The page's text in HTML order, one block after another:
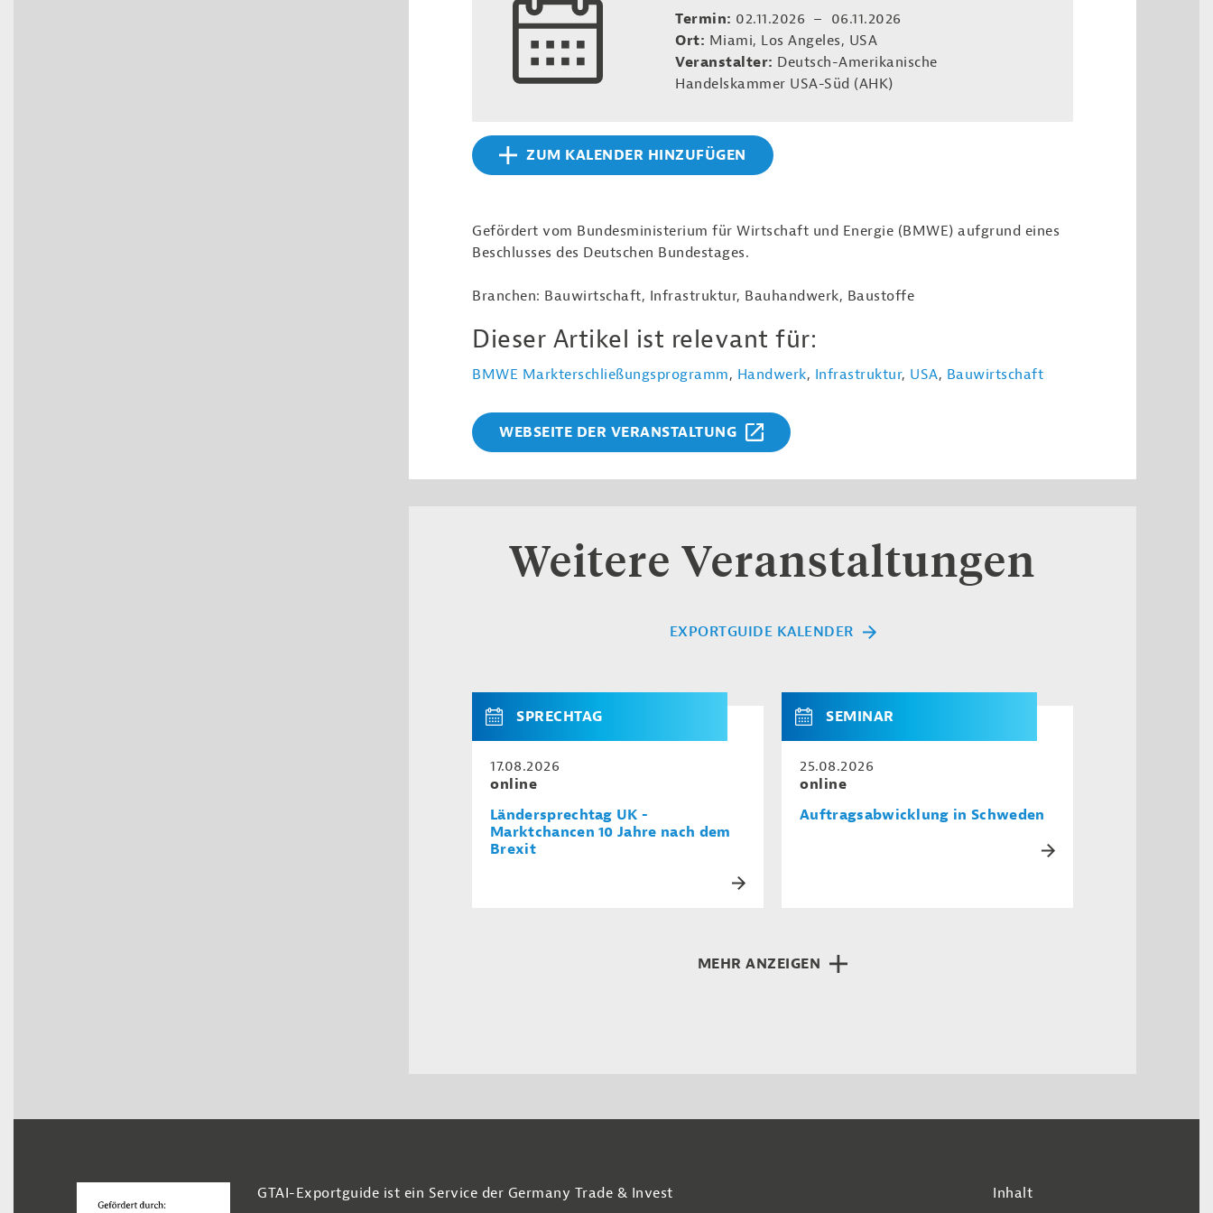
Termin: 02.11.2026 – 06.11.2026
Ort: Miami, Los Angeles, USA
Veranstalter: Deutsch-Amerikanische
Handelskammer USA-Süd (AHK)
ZUM KALENDER HINZUFÜGEN
Gefördert vom Bundesministerium für Wirtschaft und Energie (BMWE) aufgrund eines
Beschlusses des Deutschen Bundestages.
Branchen: Bauwirtschaft, Infrastruktur, Bauhandwerk, Baustoffe
Dieser Artikel ist relevant für:
BMWE Markterschließungsprogramm, Handwerk, Infrastruktur, USA, Bauwirtschaft
WEBSEITE DER VERANSTALTUNG
Weitere Veranstaltungen
EXPORTGUIDE KALENDER
SPRECHTAG
17.08.2026
online
Ländersprechtag UK -
Marktchancen 10 Jahre nach dem
Brexit
SEMINAR
25.08.2026
online
Auftragsabwicklung in Schweden
MEHR ANZEIGEN
GTAI-Exportguide ist ein Service der Germany Trade & Invest
Footer Navigation Inhalt